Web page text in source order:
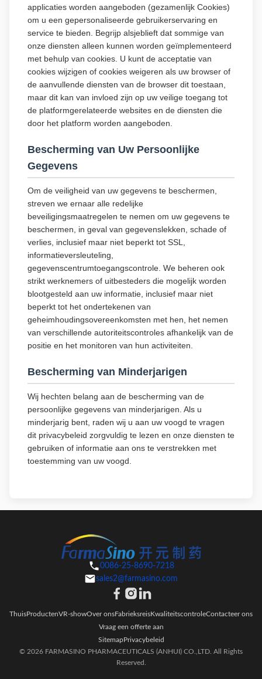
applicaties worden aangeboden (gezamenlijk Cookies)
om u een gepersonaliseerde gebruikerservaring en
service te bieden. Begrijp alsjeblieft dat sommige van
onze diensten alleen kunnen worden geïmplementeerd
met behulp van cookies. U kunt de acceptatie van
cookies wijzigen of cookies weigeren als uw browser of
de aanvullende diensten van de browser dit toestaan,
maar dit kan van invloed zijn op uw veilige toegang tot
de platformgerelateerde websites en de diensten die
door het platform worden aangeboden.
Bescherming van Uw Persoonlijke
Gegevens
Om de veiligheid van uw gegevens te beschermen,
streven we ernaar alle redelijke
beveiligingsmaatregelen te nemen om uw gegevens te
beschermen, in geval van gegevenslekken, schade of
verlies, inclusief maar niet beperkt tot SSL,
informatieversleuteling,
gegevenscentrumtoegangscontrole. We beheren ook
strikt werknemers of uitbesteders die mogelijk worden
blootgesteld aan uw informatie, inclusief maar niet
beperkt tot het ondertekenen van
geheimhoudingsovereenkomsten met hen, het nemen
van verschillende autoriteitscontroles afhankelijk van de
positie en het monitoren van hun activiteiten.
Bescherming van Minderjarigen
Wij hechten belang aan de bescherming van de
persoonlijke gegevens van minderjarigen. Als u
minderjarig bent, raden wij u aan uw voogd te vragen
dit privacybeleid zorgvuldig te lezen en onze diensten te
gebruiken of informatie aan ons te verstrekken met
toestemming van uw voogd.
0086-25-8690-7218
sales2@farmasino.com
ThuisProductenVR-showOver onsFabrieksreisKwaliteitscontroleContacteer ons
Vraag een offerte aan
SitemapPrivacybeleid
© 2026 FARMASINO PHARMACEUTICALS (ANHUI) CO.,LTD. All Rights
Reserved.